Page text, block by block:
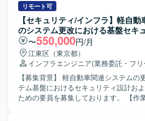
ータシート、運用手順書、評価エビデン
更新もご担当いただきます。 【求める人物像】 机上の理想
論ではなく実際のシステム設定や現場
ち、自発的に手を動かせる現場密着・
を求めております。自社システム部門へ
び、疑問点をその場で解消しながら前向
ットワークの軽さとコミュニケーション
が望ましいです。セキュリティの専門
吸収し、ステップアップしたいという
向上心をお持ちの方にマッチする案件です。 【ポ
関するドキュメント整備、ナレッジ蓄
進に係るシステム開発・保守運用・運
備などの支援を行います。さらに、業
の解消、運用品質の向上に向けた改善
【求める人物像】 技術面と運営面の両
し、業務の標準化や属人化の解消、運用
た改善提案を継続的に行っていただける
す。 【ポジションの魅力】 事業DX推進部の一員として、お
客様のダッシュボードや業務システム
善、ナレッジ蓄積まで一貫して関わる
リモート可
【セキュリティ/インフラ】軽自
のシステム更改における基盤セキ
〜550,000円/月
江東区（東京都）
インフラエンジニア(業務委託・フ
【募集背景】 軽自動車関連システムの
テム基盤におけるセキュリティ設計お
ための要員を募集しております。 【作業内容】 軽自動車関